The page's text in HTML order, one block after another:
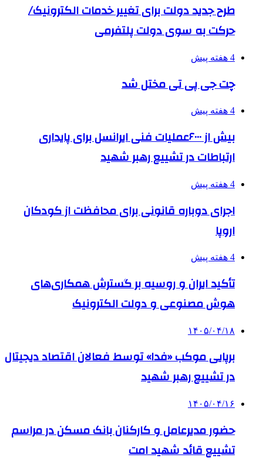
طرح جدید دولت برای تغییر خدمات الکترونیک/
حرکت به سوی دولت پلتفرمی
4 هفته پیش
چت جی پی تی مختل شد
4 هفته پیش
بیش از ۶۰۰۰عملیات فنی ایرانسل برای پایداری
ارتباطات در تشییع رهبر شهید
4 هفته پیش
اجرای دوباره قانونی برای محافظت از کودکان
اروپا
4 هفته پیش
تأکید ایران و روسیه بر گسترش همکاری‌های
هوش مصنوعی و دولت الکترونیک
۱۴۰۵/۰۴/۱۸
برپایی موکب «فدا» توسط فعالان اقتصاد دیجیتال
در تشییع رهبر شهید
۱۴۰۵/۰۴/۱۶
حضور مدیرعامل و کارکنان بانک مسکن در مراسم
تشییع قائد شهید امت